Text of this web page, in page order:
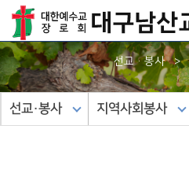
선교·봉사 >
선교·봉사 지역사회봉사